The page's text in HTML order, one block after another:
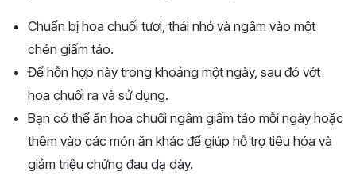
Chuẩn bị hoa chuối tươi, thái nhỏ và ngâm vào một
chén giấm táo.
Để hỗn hợp này trong khoảng một ngày, sau đó vớt
hoa chuối ra và sử dụng.
Bạn có thể ăn hoa chuối ngâm giấm táo mỗi ngày hoặc
thêm vào các món ăn khác để giúp hỗ trợ tiêu hóa và
giảm triệu chứng đau dạ dày.